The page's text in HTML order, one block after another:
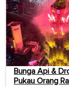
Bunga Api &
Pukau Orang